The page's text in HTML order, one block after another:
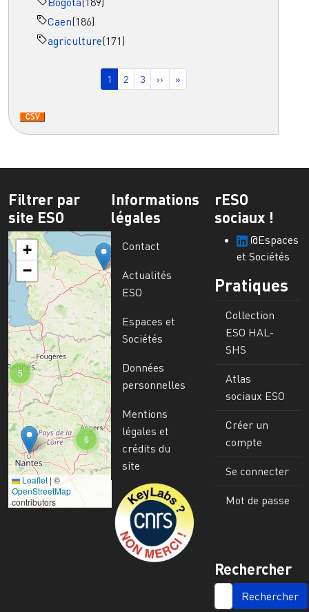
Caen(186)
agriculture(171)
Page courante
1 Page
2 Page
3 Page suivante
›› Dernière page
»
Filtrer par
site ESO
6
5
+
−
Leaflet | ©
OpenStreetMap
contributors
Informations
légales
Contact
Actualités
ESO
Espaces et
Sociétés
Données
personnelles
Mentions
légales et
crédits du
site
Image
rESO
sociaux !
@Espaces
et Sociétés
Pratiques
Collection
ESO HAL-
SHS
Atlas
sociaux ESO
Créer un
compte
Se connecter
Mot de passe
Rechercher
SEARCH